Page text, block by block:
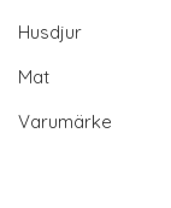
Husdjur
Mat
Varumärke